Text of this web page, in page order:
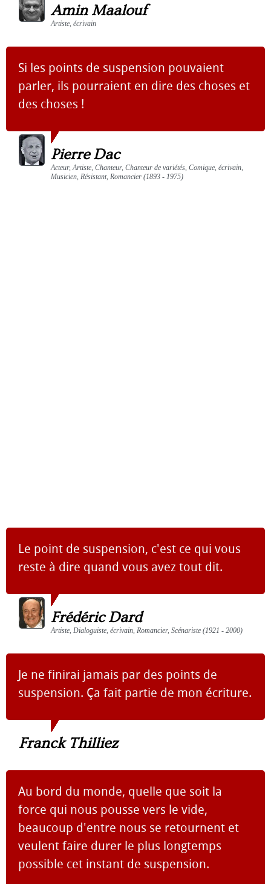
Amin Maalouf
Artiste, écrivain
Si les points de suspension pouvaient
parler, ils pourraient en dire des choses et
des choses !
Pierre Dac
Acteur, Artiste, Chanteur, Chanteur de variétés, Comique, écrivain,
Musicien, Résistant, Romancier (1893 - 1975)
Le point de suspension, c'est ce qui vous
reste à dire quand vous avez tout dit.
Frédéric Dard
Artiste, Dialoguiste, écrivain, Romancier, Scénariste (1921 - 2000)
Je ne finirai jamais par des points de
suspension. Ça fait partie de mon écriture.
Franck Thilliez
Au bord du monde, quelle que soit la
force qui nous pousse vers le vide,
beaucoup d'entre nous se retournent et
veulent faire durer le plus longtemps
possible cet instant de suspension.